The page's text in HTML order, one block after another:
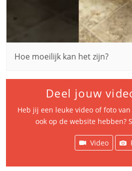
Hoe moeilijk kan het zijn?
Deel jouw
Heb jij een leuke video of foto
ook op de website hebben?
Video